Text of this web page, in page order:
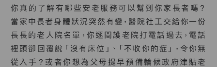
你真的了解有哪些安老服務可以幫到你家長者嗎？
當家中長者身體狀況突然有變，醫院社工交給你一份
長長的老人院名單，你逐間護老院打電話過去，電話
裡頭卻回覆說「沒有床位」、「不收你的症」，令你無
從入手？或者你想為父母提早預備輪候政府津貼老